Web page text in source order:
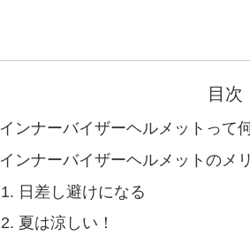
目次
インナーバイザーヘルメットって
インナーバイザーヘルメットのメ
日差し避けになる
夏は涼しい！